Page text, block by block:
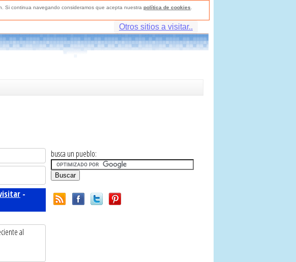
Si continua navegando consideramos que acepta nuestra política de cookies
Otros sitios a visitar..
-
al
busca un pueblo: